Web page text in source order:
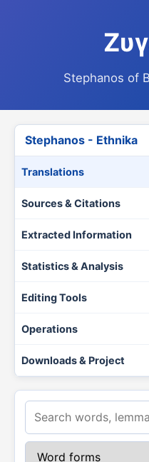
Stephanos of
Stephanos - Ethnika
Translations
Sources & Citations
Extracted Information
Statistics & Analysis
Editing Tools
Operations
Downloads & Project